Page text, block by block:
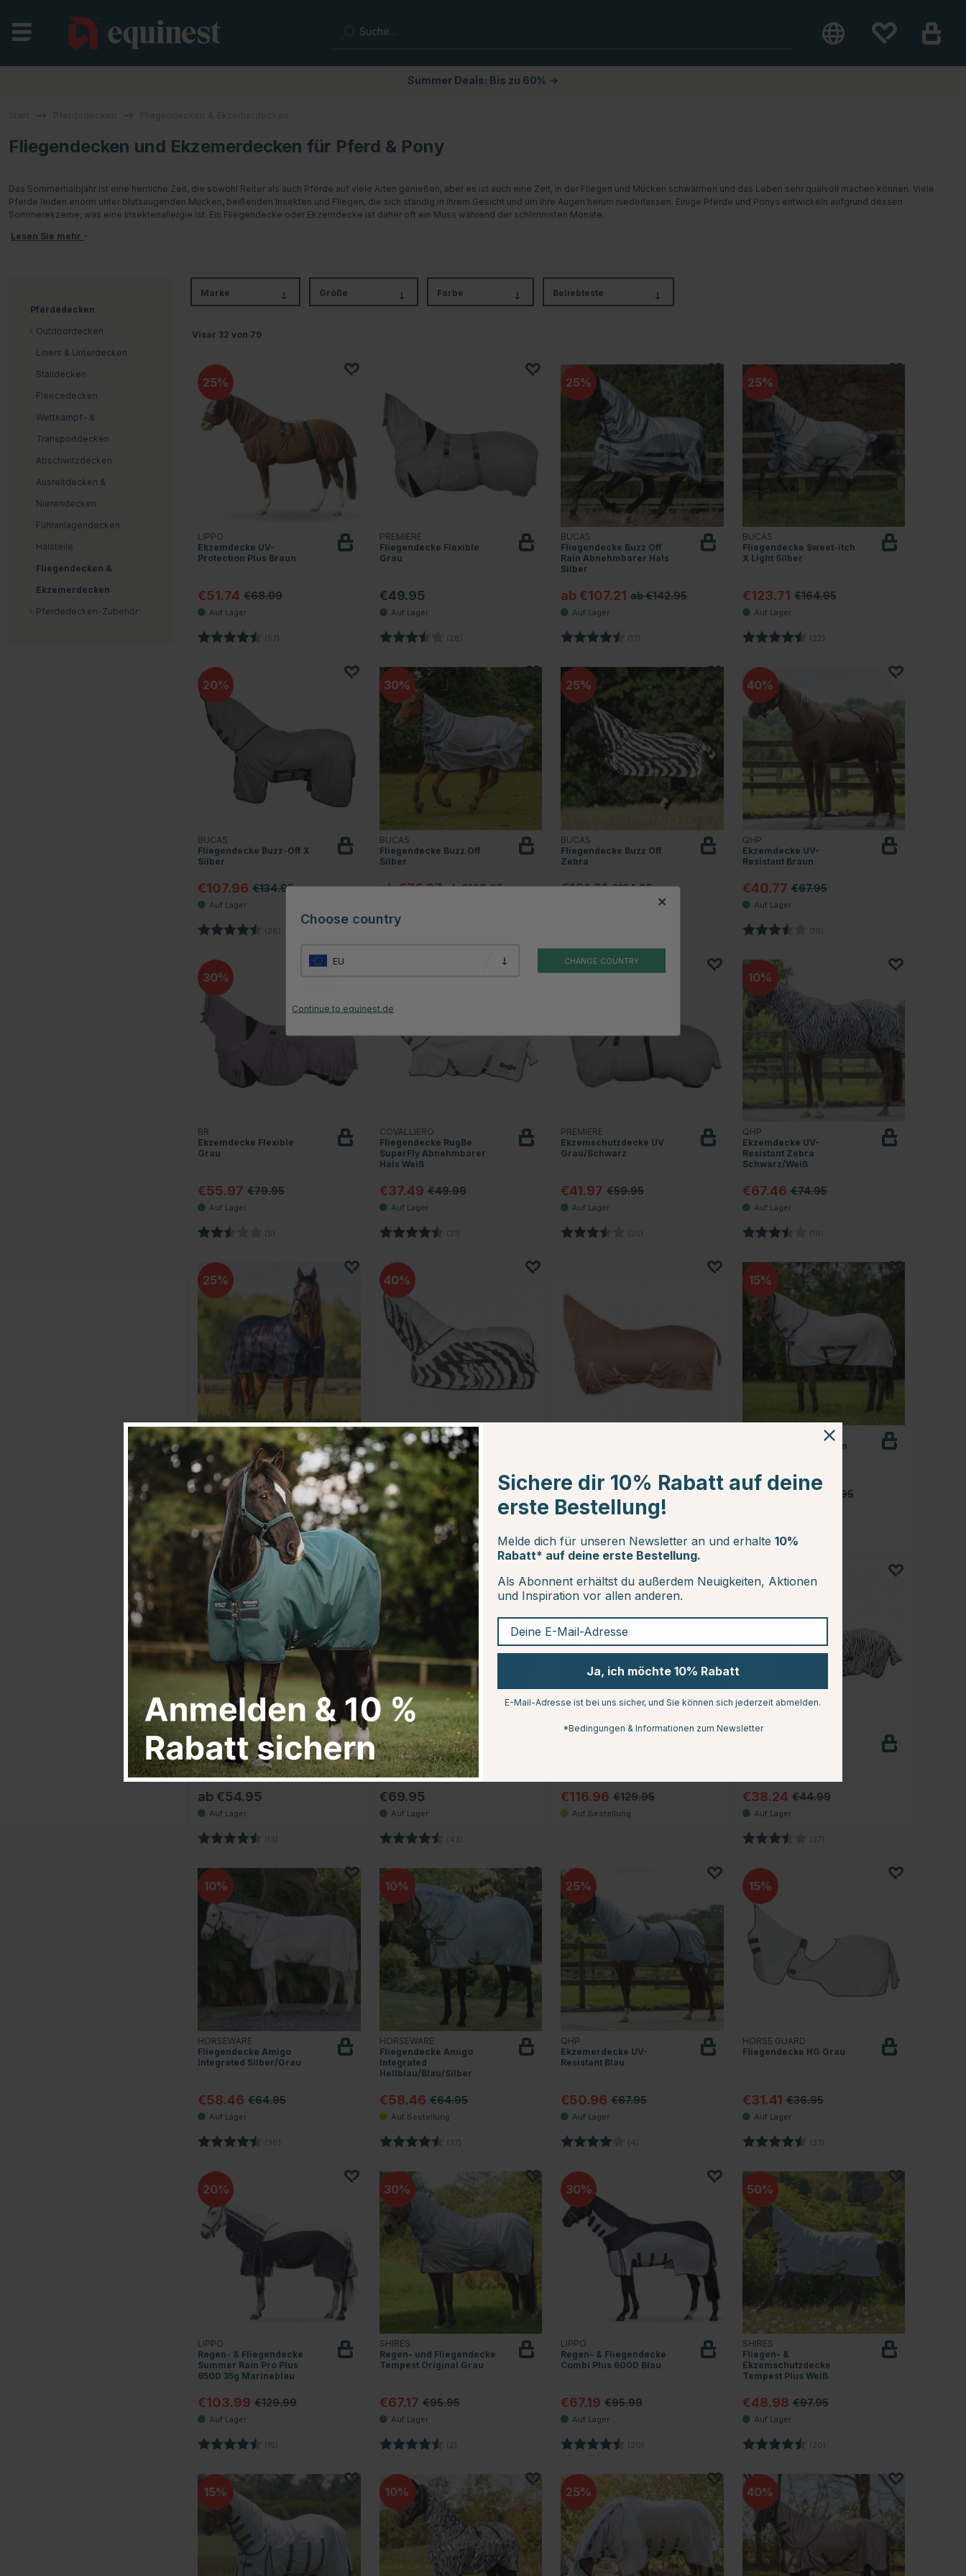
Summer Deals: Bis zu 60% →
Fliegendecken und Ekzemerdecken für Pferd & Pony
Das Sommerhalbjahr ist eine herrliche Zeit, die sowohl Reiter als auch Pferde auf viele Arten genießen, aber es ist auch eine Zeit, in der Fliegen und Mücken schwärmen und das Leben sehr qualvoll machen können. Viele
Pferde leiden enorm unter blutsaugenden Mücken, beißenden Insekten und Fliegen, die sich ständig in ihrem Gesicht und um ihre Augen herum niederlassen. Einige Pferde und Ponys entwickeln aufgrund dessen
Sommerekzeme, was eine Insektenallergie ist. Ein Fliegendecke oder Ekzemdecke ist daher oft ein Muss während der schlimmsten Monate.
Lesen Sie mehr
Pferdedecken
Outdoordecken
Liners & Unterdecken
Stalldecken
Fleecedecken
Wettkampf- &
Transportdecken
Abschwitzdecken
Ausreitdecken &
Nierendecken
Führanlagendecken
Halsteile
Fliegendecken &
Ekzemerdecken
Pferdedecken-Zubehör
Marke Größe Farbe Beliebteste
Visar 32 von 79
25
LIPPO
Ekzemdecke UV-
Protection Plus Braun
€51.74 €68.99
Bewertung: (57)
PREMIERE
Fliegendecke Flexible
Grau
€49.95
Bewertung: (28)
25
BUCAS
Fliegendecke Buzz Off
Rain Abnehmbarer Hals
Silber
ab €107.21 ab €142.95
Bewertung: (17)
25
BUCAS
Fliegendecke Sweet-itch
X Light Silber
€123.71 €164.95
Bewertung: (22)
20
BUCAS
Fliegendecke Buzz-Off X
Silber
€107.96 €134.95
Bewertung: (26)
30
BUCAS
Fliegendecke Buzz Off
Silber
ab €76.27 ab €108.95
Bewertung:
25
BUCAS
Fliegendecke Buzz Off
Zebra
€101.21 €134.95
40
QHP
Ekzemdecke UV-
Resistant Braun
€40.77 €67.95
Bewertung: (19)
30
BR
Ekzemdecke Flexible
Grau
€55.97 €79.95
Bewertung: (5)
COVALLIERO
Fliegendecke RugBe
SuperFly Abnehmbarer
Hals Weiß
€37.49 €49.99
Bewertung: (21)
30
PREMIERE
Ekzemschutzdecke UV
Grau/Schwarz
€41.97 €59.95
Bewertung: (35)
10
QHP
Ekzemdecke UV-
Resistant Zebra
Schwarz/Weiß
€67.46 €74.95
Bewertung: (19)
25
HANSBO SPORT
Vliegendeke HS Mesh
Marineblau
€27.71 €36.95
Bewertung: (8) 4.5 von 5 Sternen
40
BUCAS
Fliegendecke Buzz-Off
Rain Zebra Abnehmbarer
Hals
ab €86.39 ab €143.99
Bewertung: (12) 4.6 von 5 Sternen
€39.95
(18)
15
Fliegendecke Freedom
ab €61.16 ab €71.95
PREMIERE
Fliegendecke Combo
Leopard
ab €54.95
Bewertung: (13)
PREMIERE
Regen- & Fliegen-Decke
mit Hals Zebra 3 in 1
Schwarz/Weiß
€69.95
Bewertung: (43)
10
€116.96 €129.95
15
€38.24 €44.99
Bewertung: (37)
10
HORSEWARE
Fliegendecke Amigo
Integrated Silber/Grau
€58.46 €64.95
Bewertung: (36)
10
HORSEWARE
Fliegendecke Amigo
Integrated
Hellblau/Blau/Silber
€58.46 €64.95
Bewertung: (37)
25
QHP
Ekzemerdecke UV-
Resistant Blau
€50.96 €67.95
Bewertung: (4)
15
HORSE GUARD
Fliegendecke HG Grau
€31.41 €36.95
Bewertung: (37)
20
LIPPO
Regen- & Fliegendecke
Summer Rain Pro Plus
850D 35g Marineblau
€103.99 €129.99
Bewertung: (15)
30
SHIRES
Regen- und Fliegendecke
Tempest Original Grau
€67.17 €95.95
Bewertung: (2)
30
LIPPO
Regen- & Fliegendecke
Combi Plus 600D Blau
€67.19 €95.99
Bewertung: (20)
50
SHIRES
Fliegen- &
Ekzemschutzdecke
Tempest Plus Weiß
€48.98 €97.95
Bewertung: (20)
15 10 25 40
Choose country
EU CHANGE COUNTRY
Continue to equinest.de
Sichere dir 10% Rabatt auf deine
erste Bestellung!
Melde dich für unseren Newsletter an und erhalte 10%
Rabatt* auf deine erste Bestellung.
Als Abonnent erhältst du außerdem Neuigkeiten, Aktionen
und Inspiration vor allen anderen.
Deine E-Mail-Adresse
Ja, ich möchte 10% Rabatt
E-Mail-Adresse ist bei uns sicher, und Sie können sich jederzeit abmelden.
*Bedingungen & Informationen zum Newsletter